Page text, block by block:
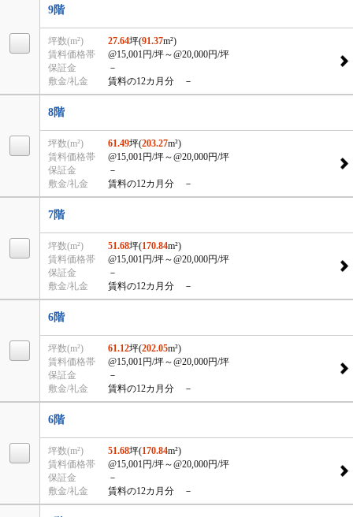
9階
坪数(m²) 27.64坪(91.37m²)
賃料価格帯
@15,001円/坪～@20,000円/坪
保証金
－
敷金/礼金
賃料の12カ月分 －
8階
坪数(m²) 61.49坪(203.27m²)
賃料価格帯
@15,001円/坪～@20,000円/坪
保証金
－
敷金/礼金
賃料の12カ月分 －
7階
坪数(m²) 51.68坪(170.84m²)
賃料価格帯
@15,001円/坪～@20,000円/坪
保証金
－
敷金/礼金
賃料の12カ月分 －
6階
坪数(m²) 61.12坪(202.05m²)
賃料価格帯
@15,001円/坪～@20,000円/坪
保証金
－
敷金/礼金
賃料の12カ月分 －
6階
坪数(m²) 51.68坪(170.84m²)
賃料価格帯
@15,001円/坪～@20,000円/坪
保証金
－
敷金/礼金
賃料の12カ月分 －